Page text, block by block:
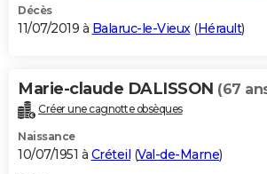
Décès
11/07/2019 à Balaruc-le-Vieux(Hérault)
Marie-claude DALISSON (67
Créer une cagnotte obsèques
Naissance
10/07/1951 à Créteil (Val-de-Marne)